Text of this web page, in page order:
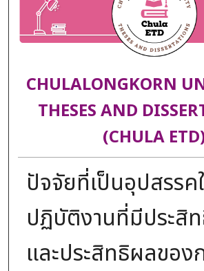
CHULALONGKORN
THESES AND
(CHULA
ปัจจัยที่เป็นอุปสรรค
ปฏิบัติงานที่มีประสิ
และประสิทธิผลของ